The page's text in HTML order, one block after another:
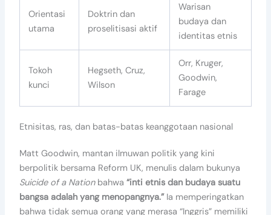
Orientasi
utama
Doktrin dan
proselitisasi aktif
Warisan
budaya dan
identitas etnis
Tokoh
kunci
Hegseth, Cruz,
Wilson
Orr, Kruger,
Goodwin,
Farage
Etnisitas, ras, dan batas-batas keanggotaan nasional
Matt Goodwin, mantan ilmuwan politik yang kini
berpolitik bersama Reform UK, menulis dalam bukunya
Suicide of a Nationbahwa “inti etnis dan budaya suatu
bangsa adalah yang menopangnya.”Ia memperingatkan
bahwa tidak semua orang yang merasa “Inggris” memiliki